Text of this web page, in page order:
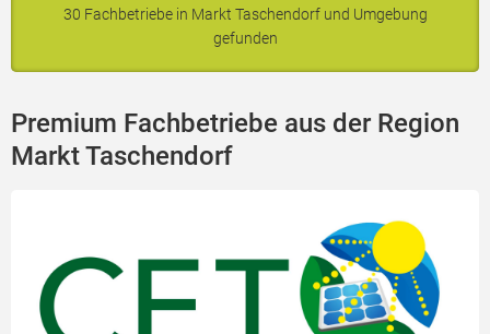
30 Fachbetriebe in Markt Taschendorf und Umgebung
gefunden
Premium Fachbetriebe aus der Region
Markt Taschendorf